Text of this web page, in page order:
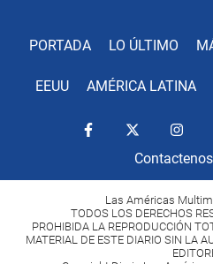
PORTADA LO ÚLTIMO
EEUU AMÉRICA LATINA
Contactenos
Las Américas
TODOS LOS DERECHOS
PROHIBIDA LA REPRODUCCIÓN
MATERIAL DE ESTE DIARIO SIN LA